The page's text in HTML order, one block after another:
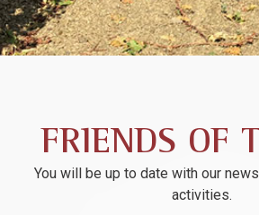
FRIENDS OF
You will be up to date with our
activities.